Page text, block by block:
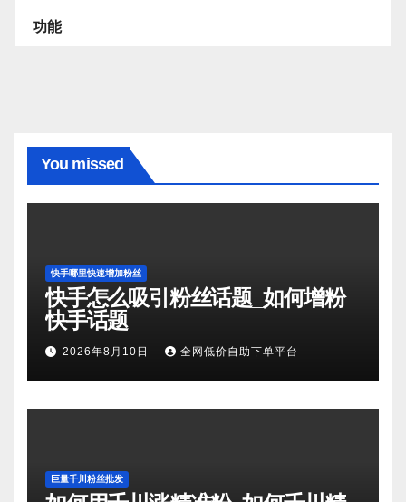
功能
You missed
快手哪里快速增加粉丝
快手怎么吸引粉丝话题_如何增粉
快手话题
2026年8月10日 全网低价自助下单平台
巨量千川粉丝批发